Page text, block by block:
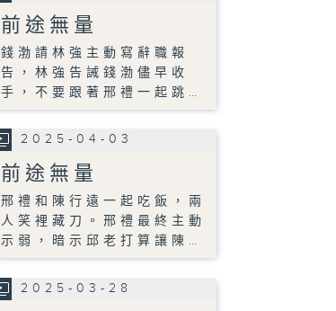
前途無量
錢渤請林強主動寫辭職報
告，林強告誡錢渤儘早收
手，不要跟著邢禮一起跳…
2025-04-03
前途無量
邢禮和陳行遠一起吃飯，兩
人笑裡藏刀。邢禮最終主動
示弱，暗示邱老打算讓陳…
2025-03-28